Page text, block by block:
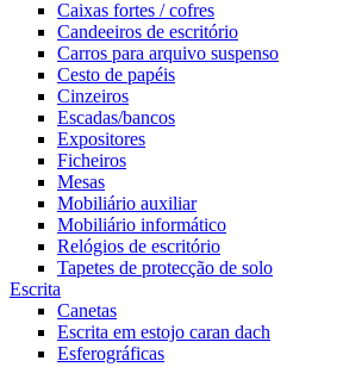
Caixas fortes / cofres
Candeeiros de escritório
Carros para arquivo suspenso
Cesto de papéis
Cinzeiros
Escadas/bancos
Expositores
Ficheiros
Mesas
Mobiliário auxiliar
Mobiliário informático
Relógios de escritório
Tapetes de protecção de solo
Escrita
Canetas
Escrita em estojo caran dach
Esferográficas